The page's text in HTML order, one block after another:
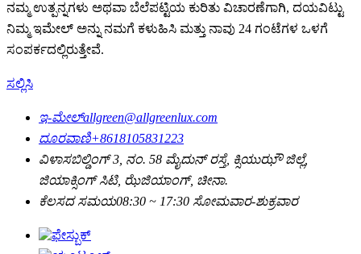
ನಮ್ಮ ಉತ್ಪನ್ನಗಳು ಅಥವಾ ಬೆಲೆಪಟ್ಟಿಯ ಕುರಿತು ವಿಚಾರಣೆಗಾಗಿ, ದಯವಿಟ್ಟು
ನಿಮ್ಮ ಇಮೇಲ್ ಅನ್ನು ನಮಗೆ ಕಳುಹಿಸಿ ಮತ್ತು ನಾವು 24 ಗಂಟೆಗಳ ಒಳಗೆ
ಸಂಪರ್ಕದಲ್ಲಿರುತ್ತೇವೆ.
ಸಲ್ಲಿಸಿ
ಇ-ಮೇಲ್allgreen@allgreenlux.com
ದೂರವಾಣಿ+8618105831223
ವಿಳಾಸಬಿಲ್ಡಿಂಗ್ 3, ನಂ. 58 ಮೈದುನ್ ರಸ್ತೆ, ಕ್ಸಿಯುಝೌ ಜಿಲ್ಲೆ,
ಜಿಯಾಕ್ಸಿಂಗ್ ಸಿಟಿ, ಝೆಜಿಯಾಂಗ್, ಚೀನಾ.
ಕೆಲಸದ ಸಮಯ08:30 ~ 17:30 ಸೋಮವಾರ-ಶುಕ್ರವಾರ